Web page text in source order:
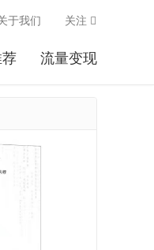
流量变现
于我们 关注